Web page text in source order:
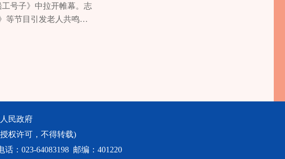
救人的事
火焰也摧
此，黄
互助，
龙成对
摧毁不了
力量，引领着更多长寿
年5月1日16时许，周智
流袋跳入江水中向溺水
时许，尹明在返回中石
一名落水者。尹明见状
类“重庆好人”人员事
号子》中拉开帷幕。志
等节目引发老人共鸣，
场。记者 肖娅 张艺
民政府
权许可，不得转载)
：023-64083198 邮编：401220